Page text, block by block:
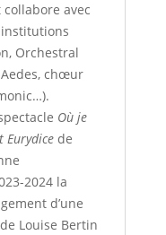
collabore avec
Orchestral
chœur
Où je
Eurydicede
2024 la
d’une
de Louise Bertin